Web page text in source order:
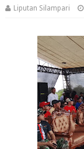
Liputan Silampari